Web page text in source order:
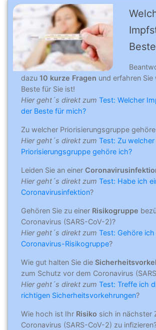
dazu 10 kurze Fragen und erfahren
Beste für Sie ist!
Hier geht´s direkt zum Test: Welcher
der Beste für mich?
Zu welcher Priorisierungsgruppe
Hier geht´s direkt zum Test: Zu welcher
Priorisierungsgruppe gehöre ich?
Leiden Sie an einer
Hier geht´s direkt zum Test: Habe ich
Coronavirusinfektion?
Gehören Sie zu einer Risikogruppe
Coronavirus (SARS-CoV-2)?
Hier geht´s direkt zum Test: Gehöre ich
Coronavirus-Risikogruppe?
Wie gut halten Sie die
zum Schutz vor dem Coronavirus
Hier geht´s direkt zum Test: Treffe ich
richtigen Sicherheitsvorkehrungen?
Wie hoch ist Ihr Risiko sich in nächster
Coronavirus (SARS-CoV-2) zu